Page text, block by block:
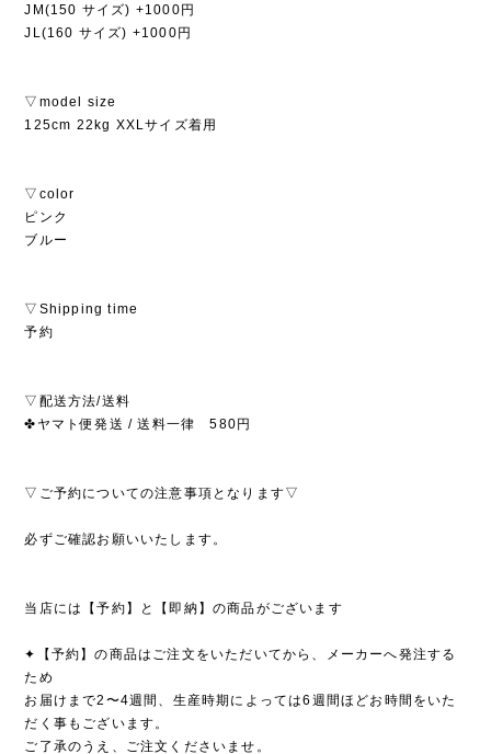
JM(150 サイズ) +1000円
JL(160 サイズ) +1000円
▽model size
125cm 22kg XXLサイズ着用
▽color
ピンク
ブルー
▽Shipping time
予約
▽配送方法/送料
✤ヤマト便発送 / 送料一律 580円
▽ご予約についての注意事項となります▽
必ずご確認お願いいたします。
当店には【予約】と【即納】の商品がございます
✦【予約】の商品はご注文をいただいてから、メーカーへ発注する
ため
お届けまで2〜4週間、生産時期によっては6週間ほどお時間をいた
だく事もございます。
ご了承のうえ、ご注文くださいませ。